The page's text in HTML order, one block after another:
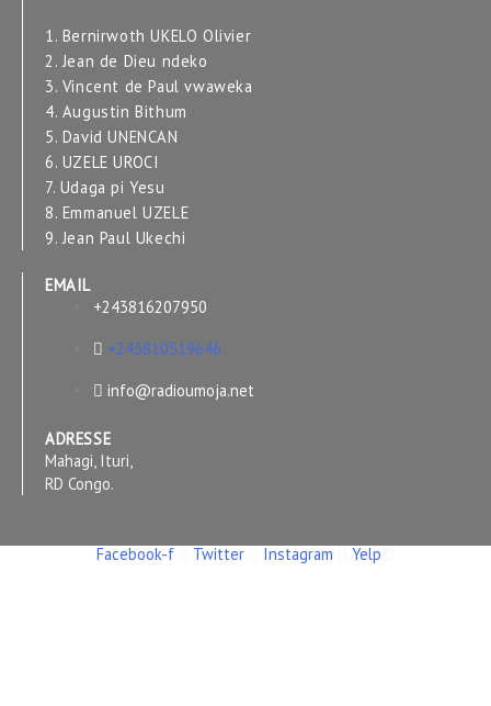
1. Bernirwoth UKELO Olivier
2. Jean de Dieu ndeko
3. Vincent de Paul vwaweka
4. Augustin Bithum
5. David UNENCAN
6. UZELE UROCI
7. Udaga pi Yesu
8. Emmanuel UZELE
9. Jean Paul Ukechi
EMAIL
+243816207950
+243810519646
info@radioumoja.net
ADRESSE
Mahagi, Ituri,
RD Congo.
Facebook-f Twitter Instagram Yelp